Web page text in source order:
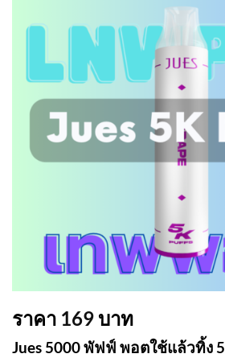
ราคา 169 บาท
Jues 5000 พัฟฟ์ พอตใช้แล้วทิ้ง